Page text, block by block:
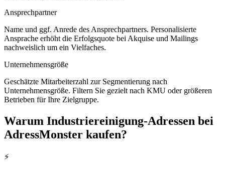
Ansprechpartner
Name und ggf. Anrede des Ansprechpartners. Personalisierte
Ansprache erhöht die Erfolgsquote bei Akquise und Mailings
nachweislich um ein Vielfaches.
Unternehmensgröße
Geschätzte Mitarbeiterzahl zur Segmentierung nach
Unternehmensgröße. Filtern Sie gezielt nach KMU oder größeren
Betrieben für Ihre Zielgruppe.
Warum Industriereinigung-Adressen bei
AdressMonster kaufen?
⚡